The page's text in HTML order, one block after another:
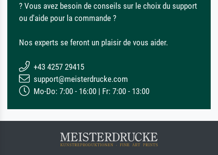
? Vous avez besoin de conseils sur le choix du support
ou d'aide pour la commande ?
Nos experts se feront un plaisir de vous aider.
+43 4257 29415
support@meisterdrucke.com
Mo-Do: 7:00 - 16:00 | Fr: 7:00 - 13:00